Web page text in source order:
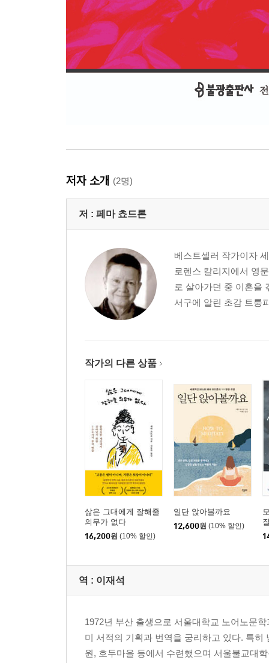
저자 소개 (2명)
저 : 페마 쵸드론
베스트셀러 작가이자
로렌스 칼리지에서 영
로 살아가던 중 이혼을
서구에 알린 초감 트룽
작가의 다른 상품
삶은 그대에게 잘해줄
의무가 없다
16,200원 (10% 할인)
일단 앉아볼까요
12,600원 (10% 할인)
역 : 이재석
1972년 부산 출생으로 서울대학교 노어노문
미 서적의 기획과 번역을 궁리하고 있다. 특
원, 호두마을 등에서 수련했으며 서울불교대